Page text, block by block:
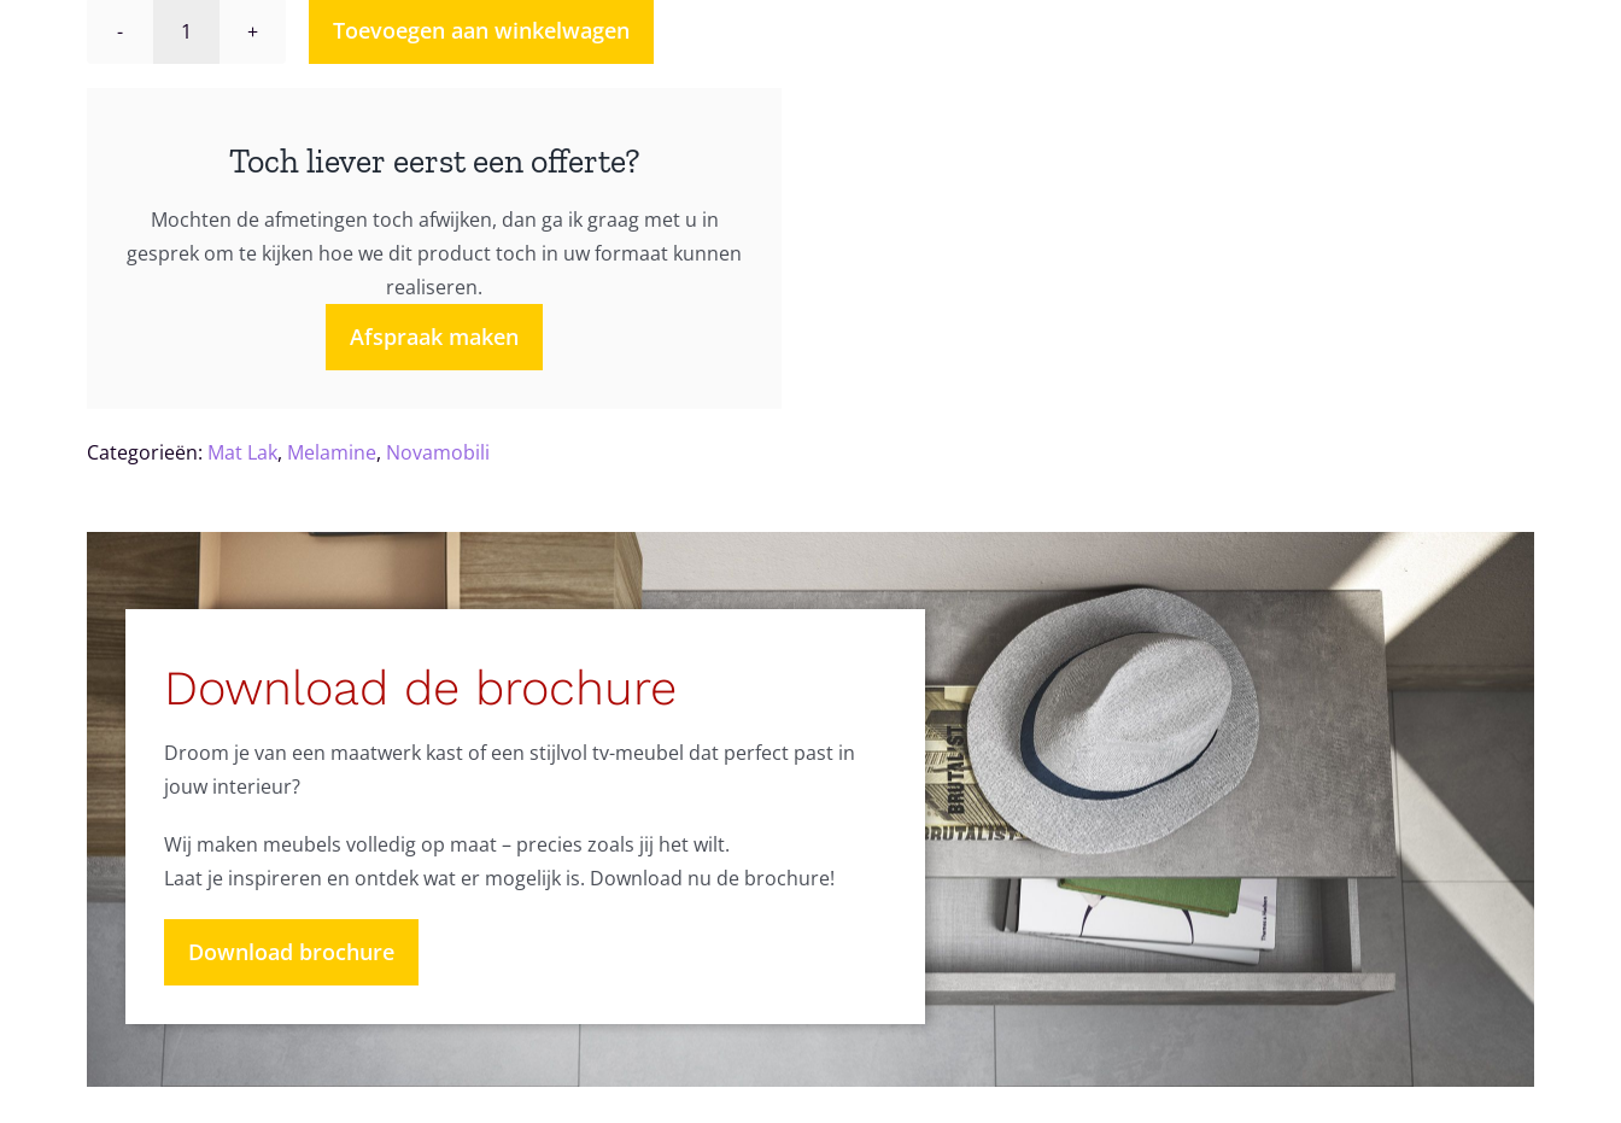
Wandmeubel
design
aantal
Toevoegen aan winkelwagen
Toch liever eerst een offerte?
Mochten de afmetingen toch afwijken, dan ga ik graag met u in
gesprek om te kijken hoe we dit product toch in uw formaat kunnen
realiseren.
Afspraak maken
Categorieën: Mat Lak, Melamine, Novamobili
Download de brochure
Droom je van een maatwerk kast of een stijlvol tv-meubel dat perfect past in
jouw interieur?
Wij maken meubels volledig op maat – precies zoals jij het wilt.
Laat je inspireren en ontdek wat er mogelijk is. Download nu de brochure!
Download brochure